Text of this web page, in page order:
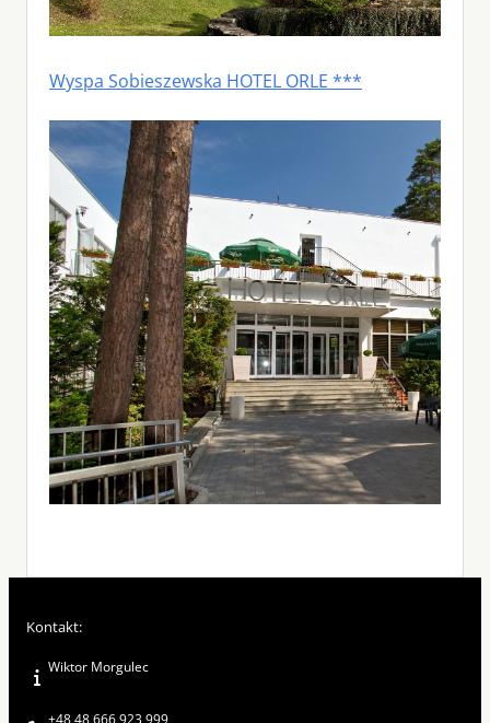
Wyspa Sobieszewska HOTEL ORLE ***
Kontakt:
Wiktor Morgulec